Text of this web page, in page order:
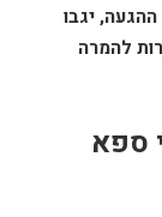
ממועד ההגעה, יגבו
להמרה
ספא